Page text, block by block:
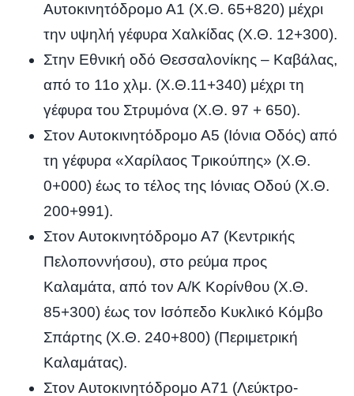
Αυτοκινητόδρομο Α1 (Χ.Θ. 65+820) μέχρι
την υψηλή γέφυρα Χαλκίδας (Χ.Θ. 12+300).
Στην Εθνική οδό Θεσσαλονίκης – Καβάλας,
από το 11ο χλμ. (Χ.Θ.11+340) μέχρι τη
γέφυρα του Στρυμόνα (Χ.Θ. 97 + 650).
Στον Αυτοκινητόδρομο Α5 (Ιόνια Οδός) από
τη γέφυρα «Χαρίλαος Τρικούπης» (Χ.Θ.
0+000) έως το τέλος της Ιόνιας Οδού (Χ.Θ.
200+991).
Στον Αυτοκινητόδρομο Α7 (Κεντρικής
Πελοποννήσου), στο ρεύμα προς
Καλαμάτα, από τον Α/Κ Κορίνθου (Χ.Θ.
85+300) έως τον Ισόπεδο Κυκλικό Κόμβο
Σπάρτης (Χ.Θ. 240+800) (Περιμετρική
Καλαμάτας).
Στον Αυτοκινητόδρομο Α71 (Λεύκτρο-